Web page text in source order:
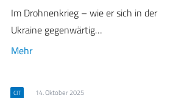
Im Drohnenkrieg – wie er sich in der
Ukraine gegenwärtig…
Mehr
CIT 14. Oktober 2025